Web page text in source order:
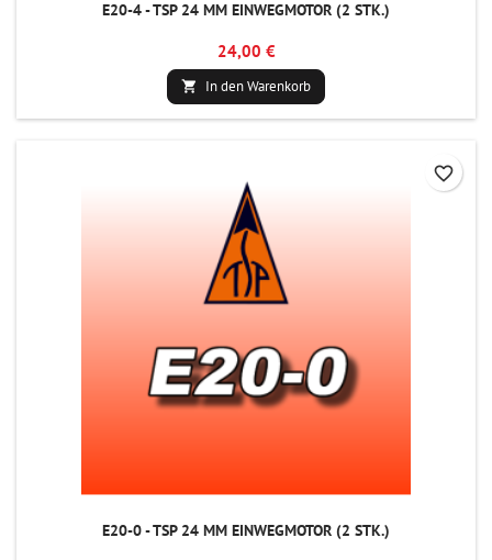
E20-4 - TSP 24 MM EINWEGMOTOR (2 STK.)
24,00 €
 In den Warenkorb
E20-0 - TSP 24 MM EINWEGMOTOR (2 STK.)
favorite_border